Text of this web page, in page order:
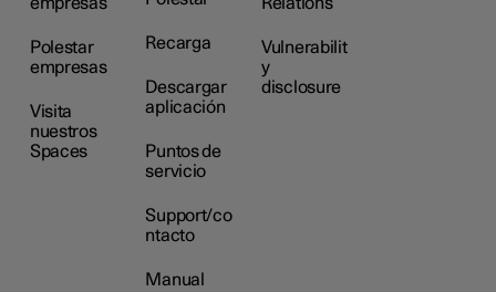
Polestar
empresas
Visita
nuestros
Spaces
Recarga
Descargar
aplicación
Puntos de
servicio
Support/co
ntacto
Manual
Vulnerabilit
y
disclosure